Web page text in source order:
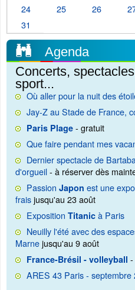
24
25 26
31
Agenda
Concerts,
sport...
Où aller pour la nuit des
Jay-Z au Stade de France,
Paris Plage - gratuit
Que faire pendant mes
Dernier spectacle de
d'orgueil- à réserver dès
Passion Japon est une
fraisjusqu'au 23 août
Exposition Titanic à Paris
Neuilly l'été avec des
Marnejusqu'au 9 août
France-Brésil - volleyball
ARES 43 Paris - septembre